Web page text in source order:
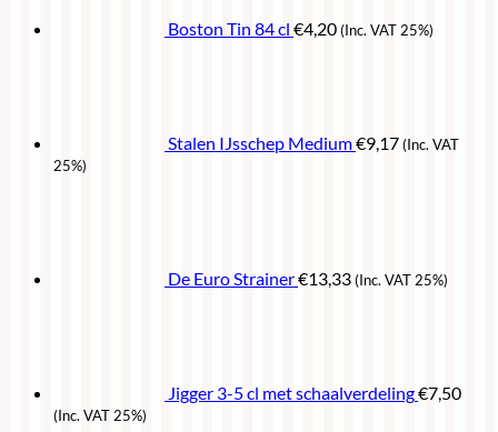
Boston Tin 84 cl €4,20(Inc. VAT 25%)
Stalen IJsschep Medium€9,17(Inc. VAT
25%)
De Euro Strainer€13,33(Inc. VAT 25%)
Jigger 3-5 cl met schaalverdeling€7,50
(Inc. VAT 25%)